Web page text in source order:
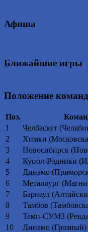
Афиша
Ближайшие игры
Положение команд
Поз.
1
Челбаскет
2
Химки
3
Новосибирск
4
Купол-Родники
5
Динамо
6
Металлург
7
Барнаул
8
Тамбов
9
Темп-СУМЗ
10
Динамо (Грозный)